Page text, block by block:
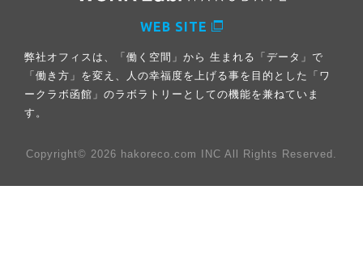
WEB SITE
弊社オフィスは、「働く空間」から 生まれる「データ」で
「働き方」を変え、人の幸福度を上げる事を目的とした「ワ
ークラボ函館」のラボラトリーとしての機能を兼ねていま
す。
Copyright© 2026 hakoreco.com INC All Rights Reserved.